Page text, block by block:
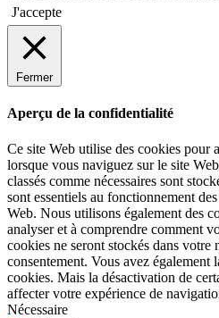
J'accepte
Fermer
Aperçu de la confidentialité
Ce site Web utilise des cookies pour
lorsque vous naviguez sur le site
classés comme nécessaires sont
sont essentiels au fonctionnement
Web. Nous utilisons également des
analyser et à comprendre comment
cookies ne seront stockés dans votre
consentement. Vous avez également
cookies. Mais la désactivation de
affecter votre expérience de
Nécessaire